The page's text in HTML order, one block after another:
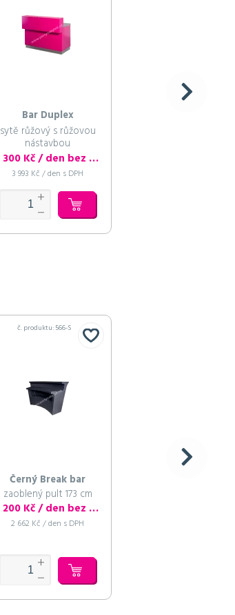
Bar Duplex
sytě růžový s růžovou
nástavbou
3 300 Kč / den bez DPH
3 993 Kč / den s DPH
č. produktu: 566-S
Černý Break bar
zaoblený pult 173 cm
2 200 Kč / den bez DPH
2 662 Kč / den s DPH